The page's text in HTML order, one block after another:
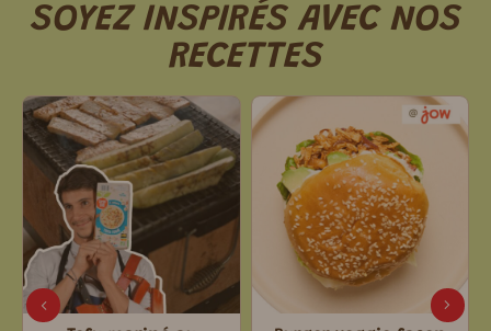
SOYEZ INSPIRÉS AVEC NOS
RECETTES